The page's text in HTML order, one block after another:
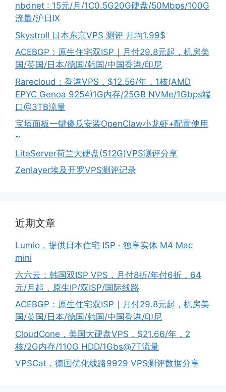
nbdnet : 15元/月/1C0.5G20G硬盘/50Mbps/100G
流量/沪日IX
Skystroll 日本东京VPS 测评 月均1.99$
ACEBGP：原生住宅双ISP｜月付29.8元起，机房美
国/英国/日本/德国/韩国/中国香港/印尼
Rarecloud：香港VPS，$12.56/年，1核(AMD
EPYC Genoa 9254)1G内存/25GB NVMe/1Gbps端
口@3TB流量
宝塔面板一键傻瓜安装OpenClaw小龙虾+配置使用
~
LiteServer荷兰大硬盘(512G)VPS测评分享
Zenlayer埃及开罗VPS测评记录
近期文章
Lumio，提供日本住宅 ISP · 独享实体 M4 Mac
mini
六六云：韩国双ISP VPS，月付8折/年付6折，64
元/月起，原生IP/双ISP/国际线路
ACEBGP：原生住宅双ISP｜月付29.8元起，机房美
国/英国/日本/德国/韩国/中国香港/印尼
CloudCone，美国大硬盘VPS，$21.66/年，2
核/2G内存/110G HDD/1Gbs@7T流量
VPSCat，德国优化线路9929 VPS测评数据分享